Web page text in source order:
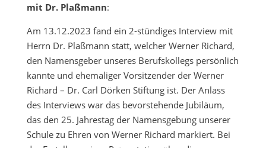
mit Dr. Plaßmann:
Am 13.12.2023 fand ein 2-stündiges Interview mit
Herrn Dr. Plaßmann statt, welcher Werner Richard,
den Namensgeber unseres Berufskollegs persönlich
kannte und ehemaliger Vorsitzender der Werner
Richard – Dr. Carl Dörken Stiftung ist. Der Anlass
des Interviews war das bevorstehende Jubiläum,
das den 25. Jahrestag der Namensgebung unserer
Schule zu Ehren von Werner Richard markiert. Bei